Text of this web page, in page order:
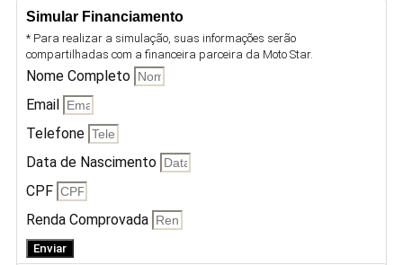
Simular Financiamento
* Para realizar a simulação, suas informações serão
compartilhadas com a financeira parceira da Moto Star.
Nome Completo
Email
Telefone
Data de Nascimento
CPF
Renda Comprovada
Enviar